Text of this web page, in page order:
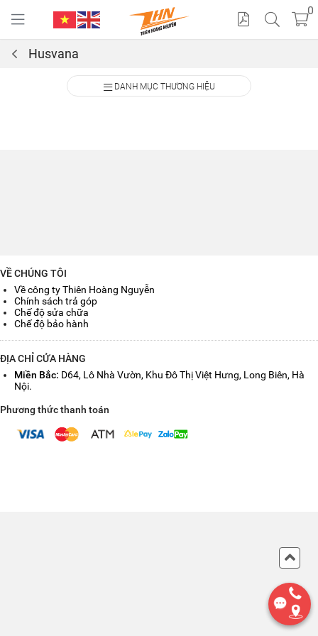
alo
0
Husvana
DANH MỤC THƯƠNG HIỆU
VỀ CHÚNG TÔI
Về công ty Thiên Hoàng Nguyễn
Chính sách trả góp
Chế độ sửa chữa
Chế độ bảo hành
ĐỊA CHỈ CỬA HÀNG
Miền Bắc: D64, Lô Nhà Vườn, Khu Đô Thị Việt Hưng, Long Biên, Hà
Nội.
Phương thức thanh toán
Back
to
Top